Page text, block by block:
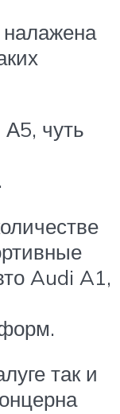
чуть
Audi A1,
так и